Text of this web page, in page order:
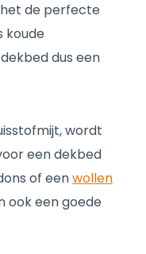
de perfecte
koude
dus een
wordt
een dekbed
of eenwollen
ook een goede